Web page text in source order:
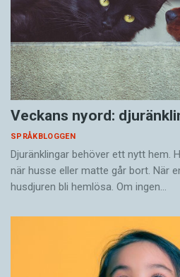
Veckans nyord:
SPRÅKBLOGGEN
Djuränklingar behöver ett nytt hem.
när husse eller matte går bort. När
husdjuren bli hemlösa. Om ingen…